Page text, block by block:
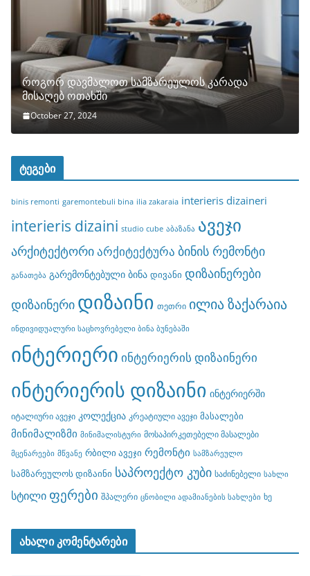
როგორ დავმალოთ სამზარეულოს კარადა
მისაღებ ოთახში
October 27, 2024
ტეგები
binis remonti garemontebuli bina ilia zakaraia interieris dizaineri
interieris dizaini studio cube აბაზანა ავეჯი
არქიტექტორიარქიტექტურა ბინის რემონტი
განათება გარემონტებული ბინა დივანი დიზაინერები
დიზაინერი დიზაინი თეთრი ილია ზაქარაია
ინდივიდუალური საცხოვრებელი ბინა ბუნებაში
ინტერიერი ინტერიერის დიზაინერი
ინტერიერის დიზაინი ინტერიერში
იტალიური ავეჯი კოლექცია კრეატიული ავეჯი მასალები
მინიმალიზმი მინიმალისტური მოსაპირკეთებელი მასალები
მცენარეები მწვანე რბილი ავეჯი რემონტი სამზარეულო
სამზარეულოს დიზაინი საპროექტო კუბი საძინებელი სახლი
სტილი ფერები შპალერი ცნობილი ადამიანების სახლები ხე
ახალი კომენტარები